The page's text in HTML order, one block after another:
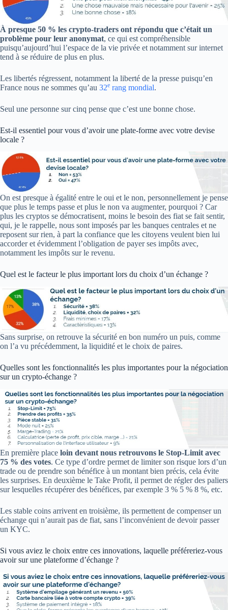
À presque 50 % les crypto-traders ont répondu que c’était un
problème pour leur anonymat, ce qui est compréhensible
puisqu’aujourd’hui l’espace de la vie privée et notamment sur internet
tend à se réduire de plus en plus.
Les libertés régressent, notamment la liberté de la presse puisqu’en
France nous ne sommes qu’au 32e rang mondial.
Seul une personne sur cinq pense que c’est une bonne chose.
Est-il essentiel pour vous d’avoir une plate-forme avec votre devise
locale ?
On est presque à égalité entre le oui et le non, personnellement je pense
que plus le temps passe et plus le non va augmenter, pourquoi ? Car
plus les cryptos se démocratisent, moins le besoin des fiat se fait sentir,
qui, je le rappelle, nous sont imposés par les banques centrales et ne
reposent sur rien, à part la confiance que les citoyens veulent bien lui
accorder et évidemment l’obligation de payer ses impôts avec,
notamment les impôts sur le revenu.
Quel est le facteur le plus important lors du choix d’un échange ?
Sans surprise, on retrouve la sécurité en bon numéro un puis, comme
on l’a vu précédemment, la liquidité et le choix de paires.
Quelles sont les fonctionnalités les plus importantes pour la négociation
sur un crypto-échange ?
En première place loin devant nous retrouvons le Stop-Limit avec
75 % des votes. Ce type d’ordre permet de limiter son risque lors d’un
trade ou de prendre son bénéfice à un montant bien précis, cela évite
les surprises. En deuxième le Take Profit, il permet de régler des paliers
sur lesquelles récupérer des bénéfices, par exemple 3 % 5 % 8 %, etc.
Les stable coins arrivent en troisième, ils permettent de compenser un
échange qui n’aurait pas de fiat, sans l’inconvénient de devoir passer
un KYC.
Si vous aviez le choix entre ces innovations, laquelle préféreriez-vous
avoir sur une plateforme d’échange ?